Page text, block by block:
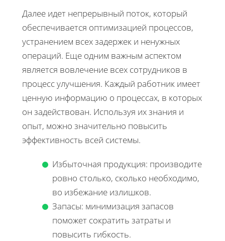
Далее идет непрерывный поток, который
обеспечивается оптимизацией процессов,
устранением всех задержек и ненужных
операций. Еще одним важным аспектом
является вовлечение всех сотрудников в
процесс улучшения. Каждый работник имеет
ценную информацию о процессах, в которых
он задействован. Используя их знания и
опыт, можно значительно повысить
эффективность всей системы.
Избыточная продукция: производите
ровно столько, сколько необходимо,
во избежание излишков.
Запасы: минимизация запасов
поможет сократить затраты и
повысить гибкость.